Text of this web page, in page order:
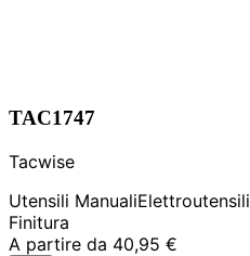
TAC1747
Tacwise
Utensili ManualiElettroutensili
Finitura
A partire da 40,95 €